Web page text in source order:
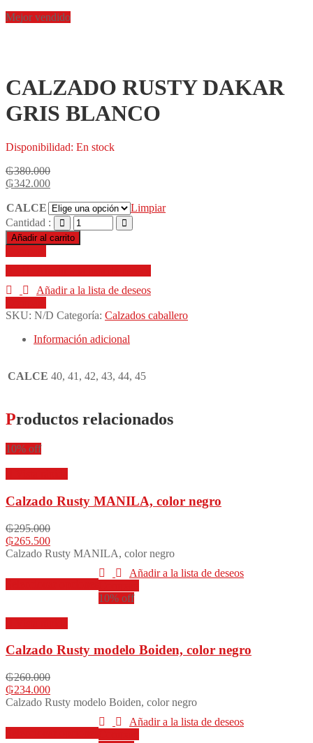
Mejor vendido
CALZADO RUSTY DAKAR
GRIS BLANCO
Disponibilidad: En stock
₲380.000
₲342.000
CALCE
Limpiar
Cantidad :
Añadir al carrito
Añadir a la lista de deseos
SKU: N/D Categoría: Calzados caballero
Información adicional
CALCE 40, 41, 42, 43, 44, 45
Productos relacionados
10% off
Calzado Rusty MANILA, color negro
₲295.000
₲265.500
Calzado Rusty MANILA, color negro
Este
producto
Las
opciones
elegir
en
la
Añadir a la lista de deseos
10% off
Calzado Rusty modelo Boiden, color negro
₲260.000
₲234.000
Calzado Rusty modelo Boiden, color negro
Este
Añadir a la lista de deseos